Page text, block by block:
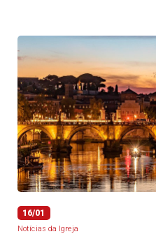
16/01
Notícias da Igreja